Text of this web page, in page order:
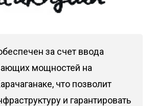
за счет ввода
мощностей на
что позволит
и гарантировать